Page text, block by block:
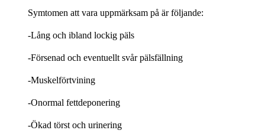
Symtomen att vara uppmärksam på är följande:
-Lång och ibland lockig päls
-Försenad och eventuellt svår pälsfällning
-Muskelförtvining
-Onormal fettdeponering
-Ökad törst och urinering